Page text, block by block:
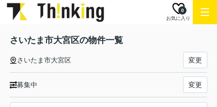
お気に入り
0
さいたま市大宮区の物件一覧
さいたま市大宮区 変更
募集中 変更